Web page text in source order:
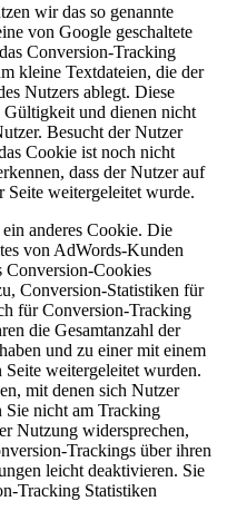
wir das so genannte
von Google geschaltete
Conversion-Tracking
kleine Textdateien, die der
Nutzers ablegt. Diese
Gültigkeit und dienen nicht
Besucht der Nutzer
Cookie ist noch nicht
dass der Nutzer auf
Seite weitergeleitet wurde.
anderes Cookie. Die
von AdWords-Kunden
Cookies
Conversion-Statistiken für
für Conversion-Tracking
die Gesamtanzahl der
und zu einer mit einem
weitergeleitet wurden.
mit denen sich Nutzer
Sie nicht am Tracking
Nutzung widersprechen,
Trackings über ihren
leicht deaktivieren. Sie
Tracking Statistiken